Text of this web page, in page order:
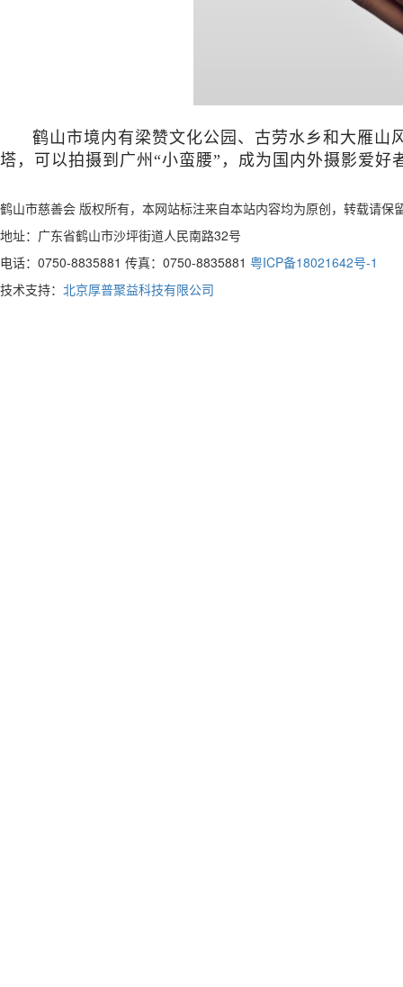
鹤山市境内有梁赞文化公园、古劳水乡和大雁山
塔，可以拍摄到广州“小蛮腰”，成为国内外摄影爱好
鹤山市慈善会 版权所有，本网站标注来自本站内容均为原创，转载请保
地址：广东省鹤山市沙坪街道人民南路32号
电话：0750-8835881 传真：0750-8835881 粤ICP备18021642号-1
技术支持： 北京厚普聚益科技有限公司